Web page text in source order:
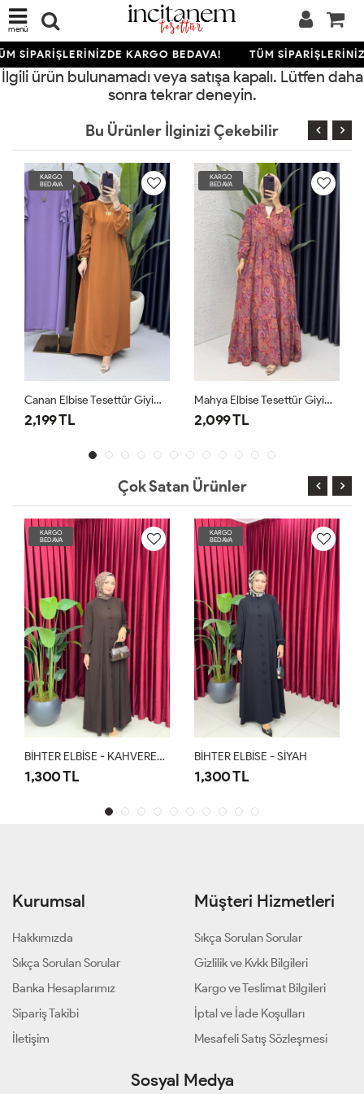
menü
SİPARİŞLERİNİZDE KARGO BEDAVA! TÜM
İlgili ürün bulunamadı veya satışa kapalı. Lütfen daha
sonra tekrar deneyin.
Bu Ürünler İlginizi Çekebilir
KARGO
BEDAVA
Canan Elbise Tesettür Giyim Kiremit
2,199 TL
KARGO
BEDAVA
Mahya Elbise Tesettür Giyim Bordo
2,099 TL
Çok Satan Ürünler
KARGO
BEDAVA
BİHTER ELBİSE - KAHVERENGİ
1,300 TL
KARGO
BEDAVA
BİHTER ELBİSE - SİYAH
1,300 TL
Kurumsal
Hakkımızda
Sıkça Sorulan Sorular
Banka Hesaplarımız
Sipariş Takibi
İletişim
Müşteri Hizmetleri
Sıkça Sorulan Sorular
Gizlilik ve Kvkk Bilgileri
Kargo ve Teslimat Bilgileri
İptal ve İade Koşulları
Mesafeli Satış Sözleşmesi
Sosyal Medya